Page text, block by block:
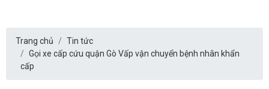
Trang chủ
Tin tức
Gọi xe cấp cứu quận Gò Vấp vận chuyển bệnh nhân khẩn
cấp